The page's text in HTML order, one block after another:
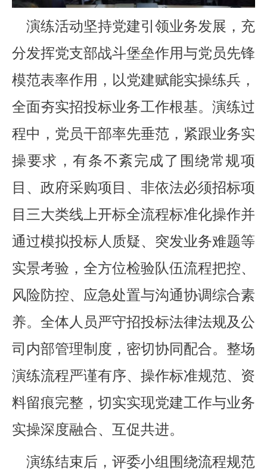
演练活动坚持党建引领业务发展，充
分发挥党支部战斗堡垒作用与党员先锋
模范表率作用，以党建赋能实操练兵，
全面夯实招投标业务工作根基。演练过
程中，党员干部率先垂范，紧跟业务实
操要求，有条不紊完成了围绕常规项
目、政府采购项目、非依法必须招标项
目三大类线上开标全流程标准化操作并
通过模拟投标人质疑、突发业务难题等
实景考验，全方位检验队伍流程把控、
风险防控、应急处置与沟通协调综合素
养。全体人员严守招投标法律法规及公
司内部管理制度，密切协同配合。整场
演练流程严谨有序、操作标准规范、资
料留痕完整，切实实现党建工作与业务
实操深度融合、互促共进。
演练结束后，评委小组围绕流程规范